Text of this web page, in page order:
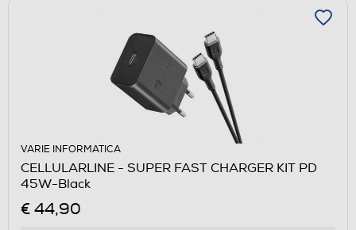
VARIE INFORMATICA
CELLULARLINE - SUPER FAST CHARGER KIT PD
45W-Black
€ 44,90